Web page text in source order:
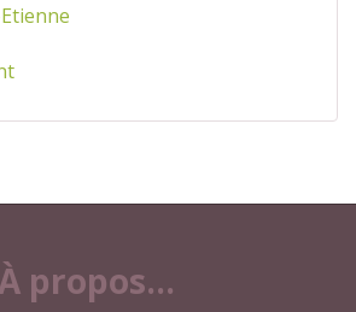
propos...